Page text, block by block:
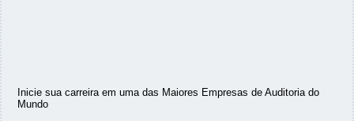
Inicie sua carreira em uma das Maiores Empresas de Auditoria do
Mundo